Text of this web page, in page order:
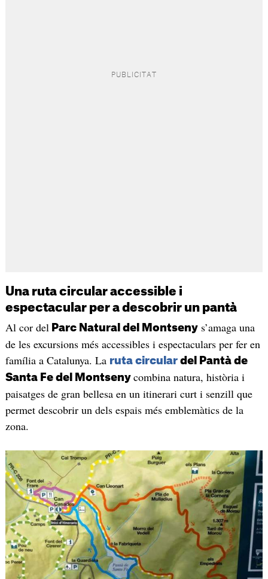
Una ruta circular accessible i
espectacular per a descobrir un pantà
Al cor del Parc Natural del Montsenys’amaga una
de les excursions més accessibles i espectaculars per fer en
família a Catalunya. La ruta circulardel Pantà de
Santa Fe del Montseny combina natura, història i
paisatges de gran bellesa en un itinerari curt i senzill que
permet descobrir un dels espais més emblemàtics de la
zona.